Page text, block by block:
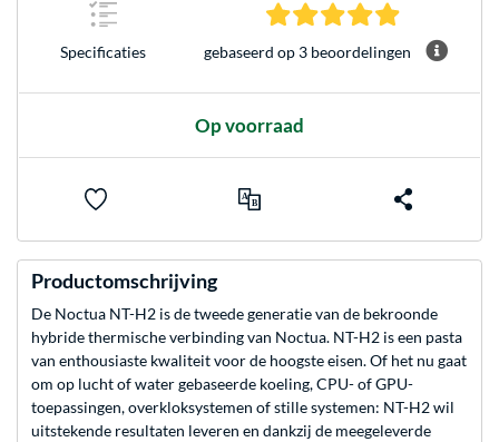
Specificaties
5.0 sterren
gebaseerd op 3 beoordelingen
Op voorraad
Productomschrijving
De Noctua NT-H2 is de tweede generatie van de bekroonde
hybride thermische verbinding van Noctua. NT-H2 is een pasta
van enthousiaste kwaliteit voor de hoogste eisen. Of het nu gaat
om op lucht of water gebaseerde koeling, CPU- of GPU-
toepassingen, overkloksystemen of stille systemen: NT-H2 wil
uitstekende resultaten leveren en dankzij de meegeleverde